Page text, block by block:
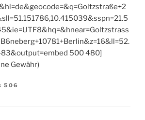
500 480]
Gewähr)
506